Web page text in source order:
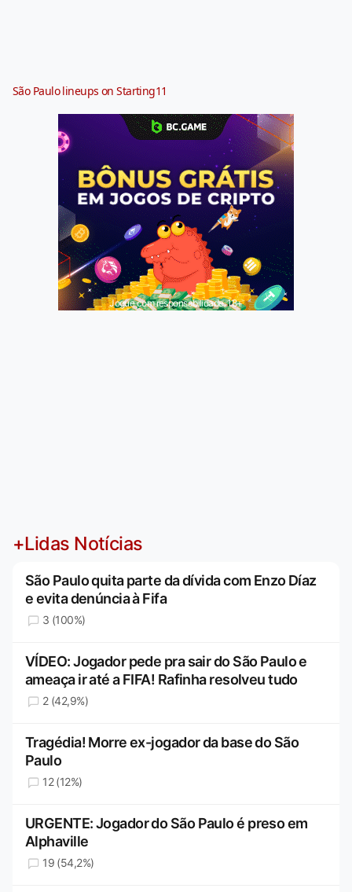
São Paulo lineups on Starting11
Jogue com responsabilidade. 18+
+Lidas Notícias
São Paulo quita parte da dívida com Enzo Díaz
e evita denúncia à Fifa
3 (100%)
VÍDEO: Jogador pede pra sair do São Paulo e
ameaça ir até a FIFA! Rafinha resolveu tudo
2 (42,9%)
Tragédia! Morre ex-jogador da base do São
Paulo
12 (12%)
URGENTE: Jogador do São Paulo é preso em
Alphaville
19 (54,2%)